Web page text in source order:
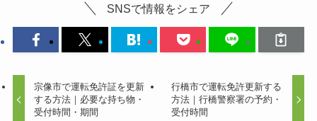
SNSで情報をシェア
宗像市で運転免許証を更新
する方法｜必要な持ち物・
受付時間・期間
行橋市で運転免許更新する
方法｜行橋警察署の予約・
受付時間